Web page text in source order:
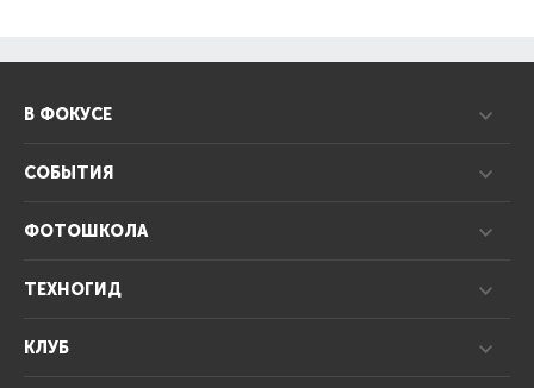
В ФОКУСЕ
СОБЫТИЯ
ФОТОШКОЛА
ТЕХНОГИД
КЛУБ